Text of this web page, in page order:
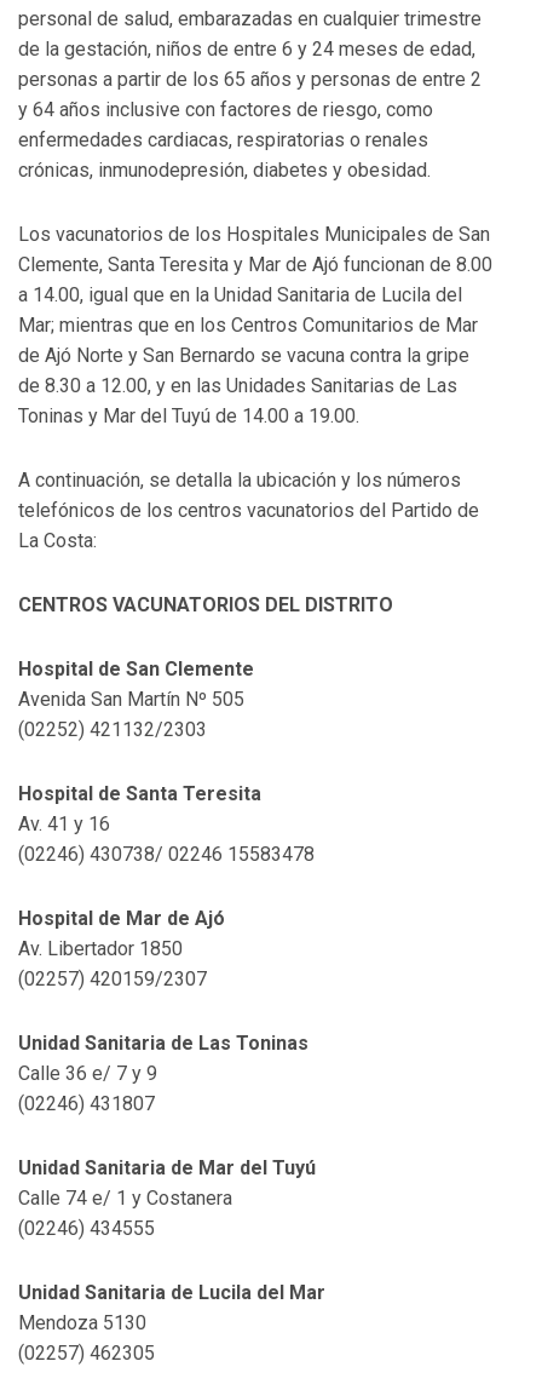
personal de salud, embarazadas en cualquier trimestre
de la gestación, niños de entre 6 y 24 meses de edad,
personas a partir de los 65 años y personas de entre 2
y 64 años inclusive con factores de riesgo, como
enfermedades cardiacas, respiratorias o renales
crónicas, inmunodepresión, diabetes y obesidad.
Los vacunatorios de los Hospitales Municipales de San
Clemente, Santa Teresita y Mar de Ajó funcionan de 8.00
a 14.00, igual que en la Unidad Sanitaria de Lucila del
Mar; mientras que en los Centros Comunitarios de Mar
de Ajó Norte y San Bernardo se vacuna contra la gripe
de 8.30 a 12.00, y en las Unidades Sanitarias de Las
Toninas y Mar del Tuyú de 14.00 a 19.00.
A continuación, se detalla la ubicación y los números
telefónicos de los centros vacunatorios del Partido de
La Costa:
CENTROS VACUNATORIOS DEL DISTRITO
Hospital de San Clemente
Avenida San Martín Nº 505
(02252) 421132/2303
Hospital de Santa Teresita
Av. 41 y 16
(02246) 430738/ 02246 15583478
Hospital de Mar de Ajó
Av. Libertador 1850
(02257) 420159/2307
Unidad Sanitaria de Las Toninas
Calle 36 e/ 7 y 9
(02246) 431807
Unidad Sanitaria de Mar del Tuyú
Calle 74 e/ 1 y Costanera
(02246) 434555
Unidad Sanitaria de Lucila del Mar
Mendoza 5130
(02257) 462305